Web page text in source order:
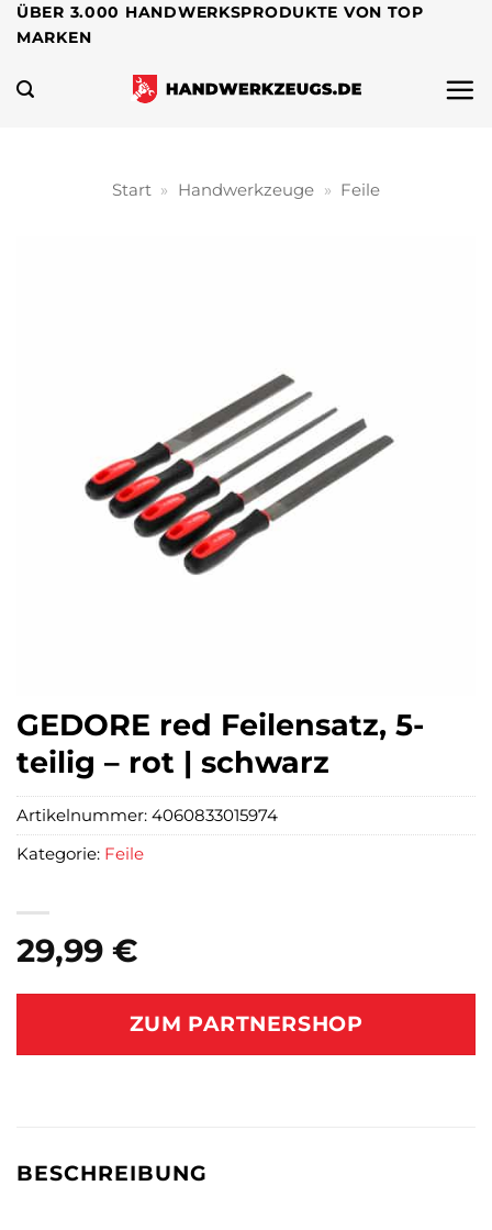
Zum
Inhalt
springen
ÜBER 3.000 HANDWERKSPRODUKTE VON TOP
MARKEN
Start » Handwerkzeuge » Feile
GEDORE red Feilensatz, 5-
teilig – rot | schwarz
29,99 €
ZUM PARTNERSHOP
Artikelnummer: 4060833015974
Kategorie: Feile
BESCHREIBUNG